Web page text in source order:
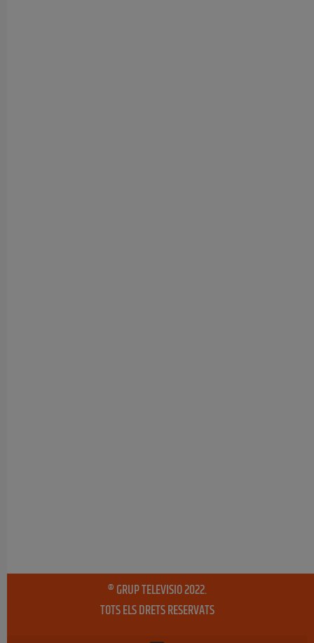
® GRUP TELEVISIO 2022.
TOTS ELS DRETS RESERVATS